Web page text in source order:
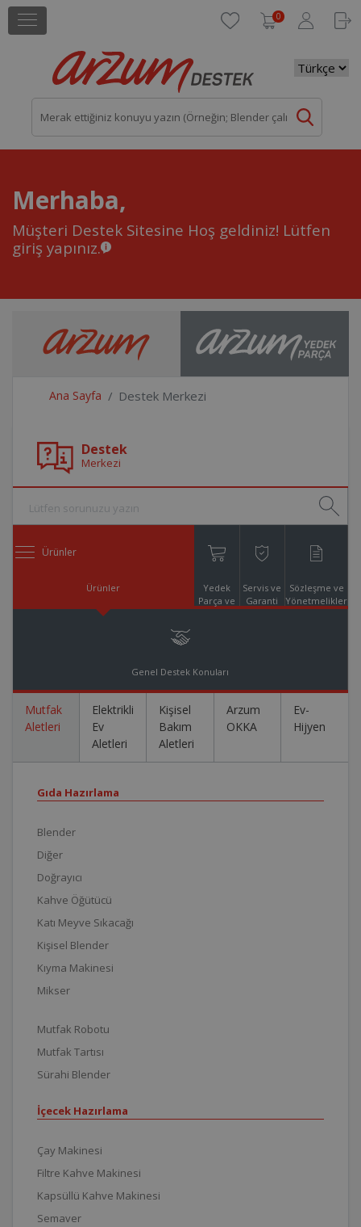
0
Merhaba,
Müşteri Destek Sitesine Hoş geldiniz! Lütfen
giriş yapınız.
Ana Sayfa Destek Merkezi
Destek
Merkezi
Ürünler
Ürünler
Yedek
Parça ve
Servis ve
Garanti
Sözleşme ve
Yönetmelikler
Genel Destek Konuları
Mutfak
Aletleri
Elektrikli
Ev
Aletleri
Kişisel
Bakım
Aletleri
Arzum
OKKA
Ev-
Hijyen
Gıda Hazırlama
Blender
Diğer
Doğrayıcı
Kahve Öğütücü
Katı Meyve Sıkacağı
Kişisel Blender
Kıyma Makinesi
Mikser
Mutfak Robotu
Mutfak Tartısı
Sürahi Blender
İçecek Hazırlama
Çay Makinesi
Filtre Kahve Makinesi
Kapsüllü Kahve Makinesi
Semaver